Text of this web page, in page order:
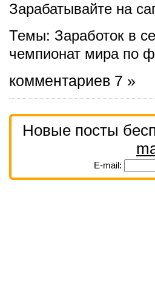
Зарабатывайте на
Темы: Заработок в
чемпионат мира по
комментариев 7 »
Новые посты
E-mail: